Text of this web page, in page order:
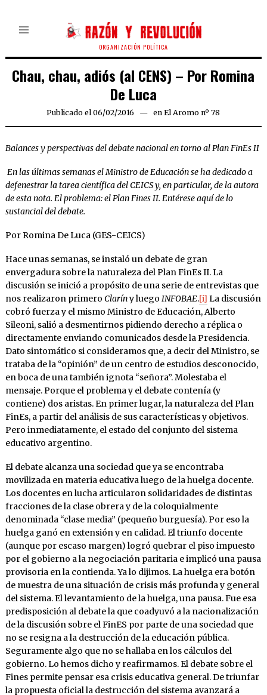
ORGANIZACIÓN POLÍTICA
Chau, chau, adiós (al CENS) – Por Romina
De Luca
Publicado el 06/02/2016 en El Aromo nº 78
Balances y perspectivas del debate nacional en torno al Plan FinEs II
En las últimas semanas el Ministro de Educación se ha dedicado a
defenestrar la tarea científica del CEICS y, en particular, de la autora
de esta nota. El problema: el Plan Fines II. Entérese aquí de lo
sustancial del debate.
Por Romina De Luca (GES-CEICS)
Hace unas semanas, se instaló un debate de gran
envergadura sobre la naturaleza del Plan FinEs II. La
discusión se inició a propósito de una serie de entrevistas que
nos realizaron primero Claríny luego INFOBAE.[i] La discusión
cobró fuerza y el mismo Ministro de Educación, Alberto
Sileoni, salió a desmentirnos pidiendo derecho a réplica o
directamente enviando comunicados desde la Presidencia.
Dato sintomático si consideramos que, a decir del Ministro, se
trataba de la “opinión” de un centro de estudios desconocido,
en boca de una también ignota “señora”. Molestaba el
mensaje. Porque el problema y el debate contenía (y
contiene) dos aristas. En primer lugar, la naturaleza del Plan
FinEs, a partir del análisis de sus características y objetivos.
Pero inmediatamente, el estado del conjunto del sistema
educativo argentino.
El debate alcanza una sociedad que ya se encontraba
movilizada en materia educativa luego de la huelga docente.
Los docentes en lucha articularon solidaridades de distintas
fracciones de la clase obrera y de la coloquialmente
denominada “clase media” (pequeño burguesía). Por eso la
huelga ganó en extensión y en calidad. El triunfo docente
(aunque por escaso margen) logró quebrar el piso impuesto
por el gobierno a la negociación paritaria e implicó una pausa
provisoria en la contienda. Ya lo dijimos. La huelga era botón
de muestra de una situación de crisis más profunda y general
del sistema. El levantamiento de la huelga, una pausa. Fue esa
predisposición al debate la que coadyuvó a la nacionalización
de la discusión sobre el FinES por parte de una sociedad que
no se resigna a la destrucción de la educación pública.
Seguramente algo que no se hallaba en los cálculos del
gobierno. Lo hemos dicho y reafirmamos. El debate sobre el
Fines permite pensar esa crisis educativa general. De triunfar
la propuesta oficial la destrucción del sistema avanzará a